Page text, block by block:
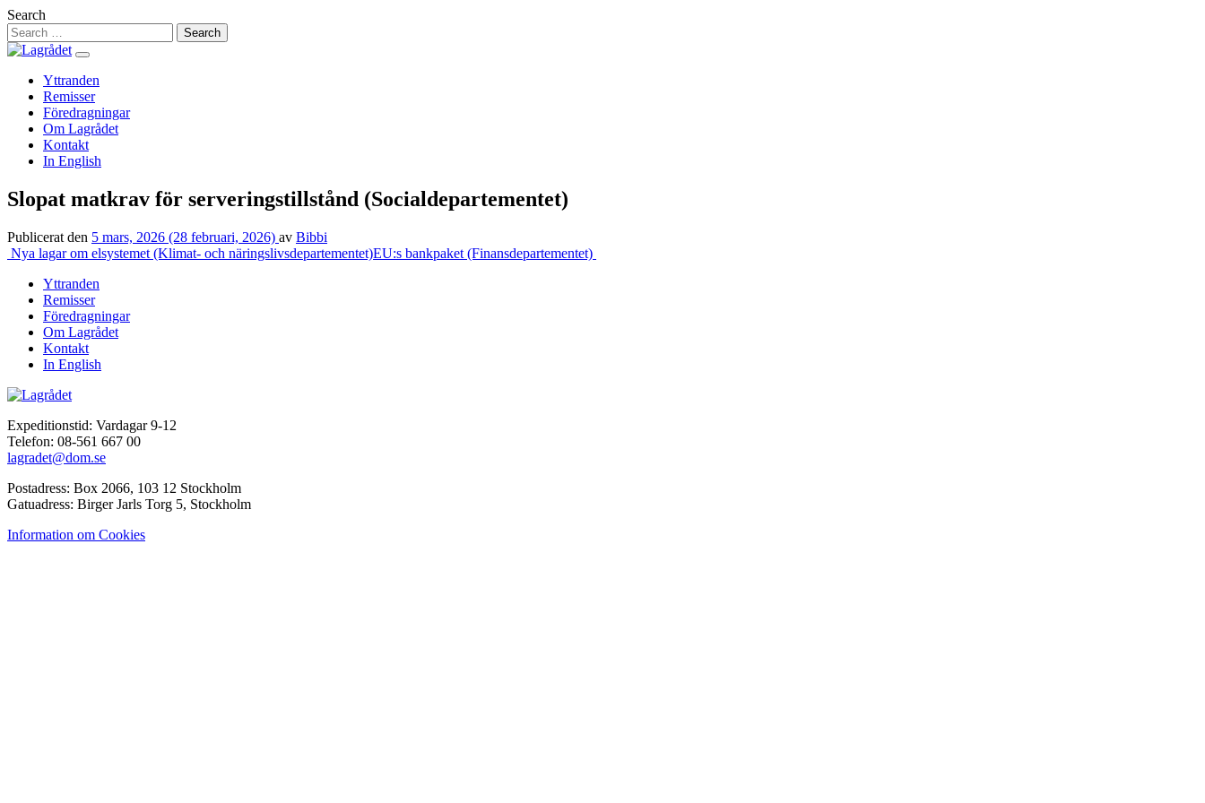
Hoppa
till
innehåll
Search
Yttranden
Remisser
Föredragningar
Om Lagrådet
Kontakt
In English
Slopat matkrav för serveringstillstånd (Socialdepartementet)
Publicerat den 5 mars, 2026 (28 februari, 2026) av Bibbi
Inläggsnavigering
Nya lagar om elsystemet (Klimat- och näringslivsdepartementet)EU:s bankpaket (Finansdepartementet)
Yttranden
Remisser
Föredragningar
Om Lagrådet
Kontakt
In English
Expeditionstid: Vardagar 9-12
Telefon: 08-561 667 00
lagradet@dom.se
Postadress: Box 2066, 103 12 Stockholm
Gatuadress: Birger Jarls Torg 5, Stockholm
Information om Cookies